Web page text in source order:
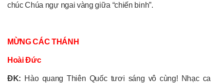
chúc Chúa ngự ngai vàng giữa “chiến binh”.
MỪNG CÁC THÁNH
Hoài Đức
ĐK: Hào quang Thiên Quốc tươi sáng vô cùng! Nhạc ca